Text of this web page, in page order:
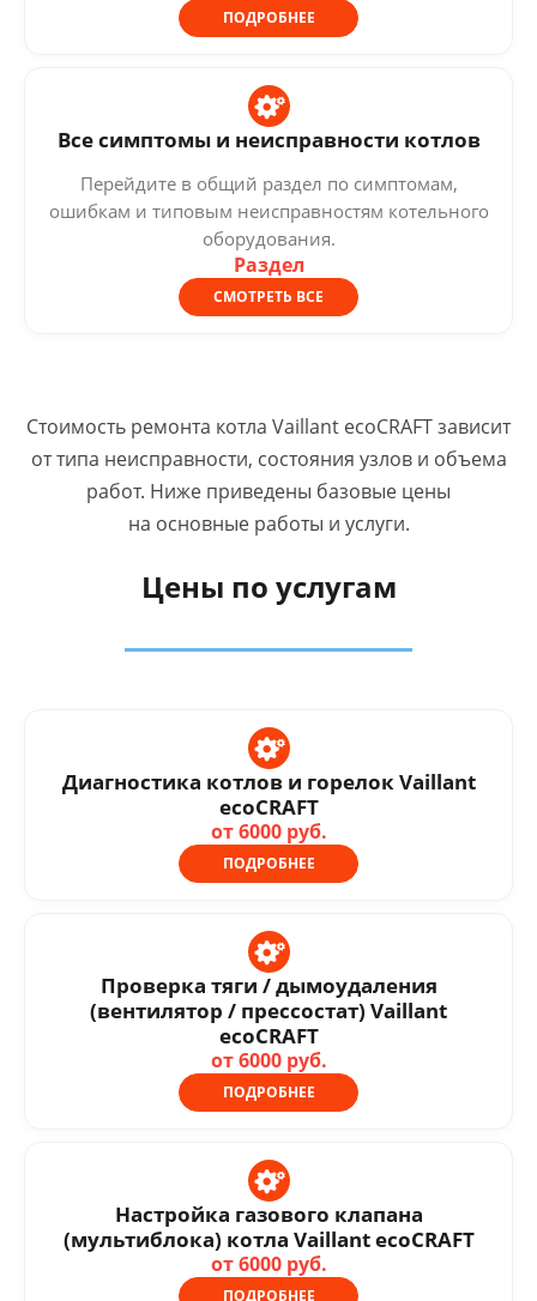
ПОДРОБНЕЕ
Все симптомы и неисправности котлов
Перейдите в общий раздел по симптомам,
ошибкам и типовым неисправностям котельного
оборудования.
Раздел
СМОТРЕТЬ ВСЕ
Стоимость ремонта котла Vaillant ecoCRAFT зависит
от типа неисправности, состояния узлов и объема
работ. Ниже приведены базовые цены
на основные работы и услуги.
Цены по услугам
Диагностика котлов и горелок Vaillant
ecoCRAFT
от 6000 руб.
ПОДРОБНЕЕ
Проверка тяги / дымоудаления
(вентилятор / прессостат) Vaillant
ecoCRAFT
от 6000 руб.
ПОДРОБНЕЕ
Настройка газового клапана
(мультиблока) котла Vaillant ecoCRAFT
от 6000 руб.
ПОДРОБНЕЕ